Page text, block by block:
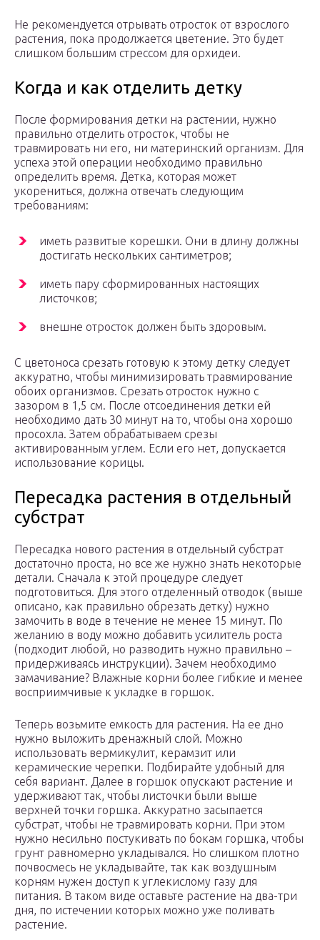
Не рекомендуется отрывать отросток от взрослого
растения, пока продолжается цветение. Это будет
слишком большим стрессом для орхидеи.
Когда и как отделить детку
После формирования детки на растении, нужно
правильно отделить отросток, чтобы не
травмировать ни его, ни материнский организм. Для
успеха этой операции необходимо правильно
определить время. Детка, которая может
укорениться, должна отвечать следующим
требованиям:
иметь развитые корешки. Они в длину должны
достигать нескольких сантиметров;
иметь пару сформированных настоящих
листочков;
внешне отросток должен быть здоровым.
С цветоноса срезать готовую к этому детку следует
аккуратно, чтобы минимизировать травмирование
обоих организмов. Срезать отросток нужно с
зазором в 1,5 см. После отсоединения детки ей
необходимо дать 30 минут на то, чтобы она хорошо
просохла. Затем обрабатываем срезы
активированным углем. Если его нет, допускается
использование корицы.
Пересадка растения в отдельный
субстрат
Пересадка нового растения в отдельный субстрат
достаточно проста, но все же нужно знать некоторые
детали. Сначала к этой процедуре следует
подготовиться. Для этого отделенный отводок (выше
описано, как правильно обрезать детку) нужно
замочить в воде в течение не менее 15 минут. По
желанию в воду можно добавить усилитель роста
(подходит любой, но разводить нужно правильно –
придерживаясь инструкции). Зачем необходимо
замачивание? Влажные корни более гибкие и менее
восприимчивые к укладке в горшок.
Теперь возьмите емкость для растения. На ее дно
нужно выложить дренажный слой. Можно
использовать вермикулит, керамзит или
керамические черепки. Подбирайте удобный для
себя вариант. Далее в горшок опускают растение и
удерживают так, чтобы листочки были выше
верхней точки горшка. Аккуратно засыпается
субстрат, чтобы не травмировать корни. При этом
нужно несильно постукивать по бокам горшка, чтобы
грунт равномерно укладывался. Но слишком плотно
почвосмесь не укладывайте, так как воздушным
корням нужен доступ к углекислому газу для
питания. В таком виде оставьте растение на два-три
дня, по истечении которых можно уже поливать
растение.